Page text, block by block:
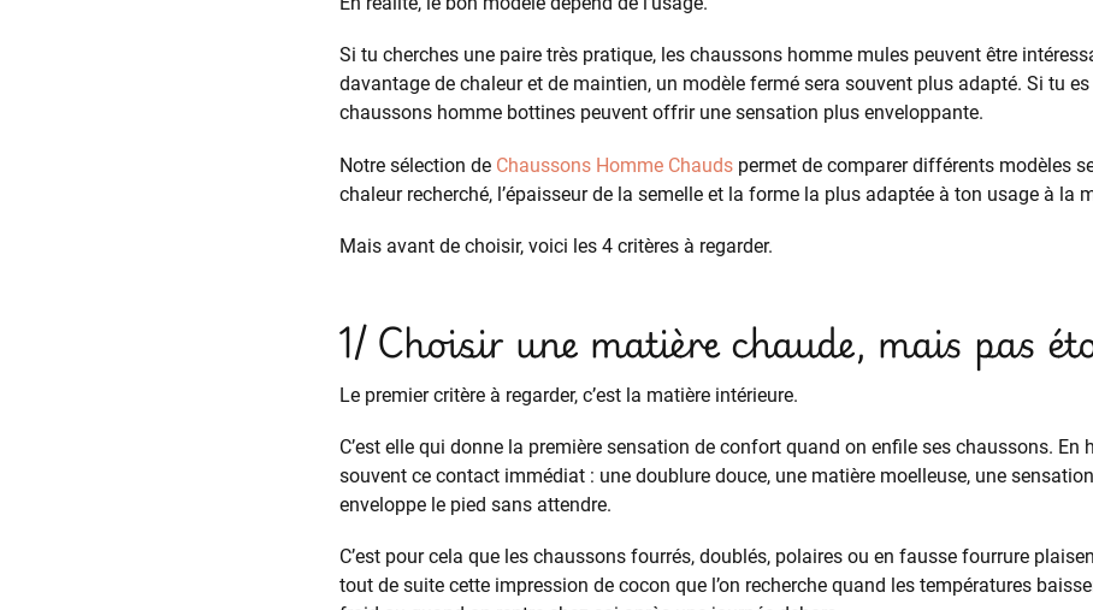
Si tu cherches une paire très pratique, les chaussons homme mules peuvent être
davantage de chaleur et de maintien, un modèle fermé sera souvent plus adapté. Si tu
chaussons homme bottines peuvent offrir une sensation plus enveloppante.
Notre sélection de Chaussons Homme Chauds permet de comparer différents modèles
chaleur recherché, l’épaisseur de la semelle et la forme la plus adaptée à ton usage à la
Mais avant de choisir, voici les 4 critères à regarder.
1/ Choisir une matière chaude, mais pas
Le premier critère à regarder, c’est la matière intérieure.
C’est elle qui donne la première sensation de confort quand on enfile ses chaussons. En
souvent ce contact immédiat : une doublure douce, une matière moelleuse, une
enveloppe le pied sans attendre.
C’est pour cela que les chaussons fourrés, doublés, polaires ou en fausse fourrure
tout de suite cette impression de cocon que l’on recherche quand les températures